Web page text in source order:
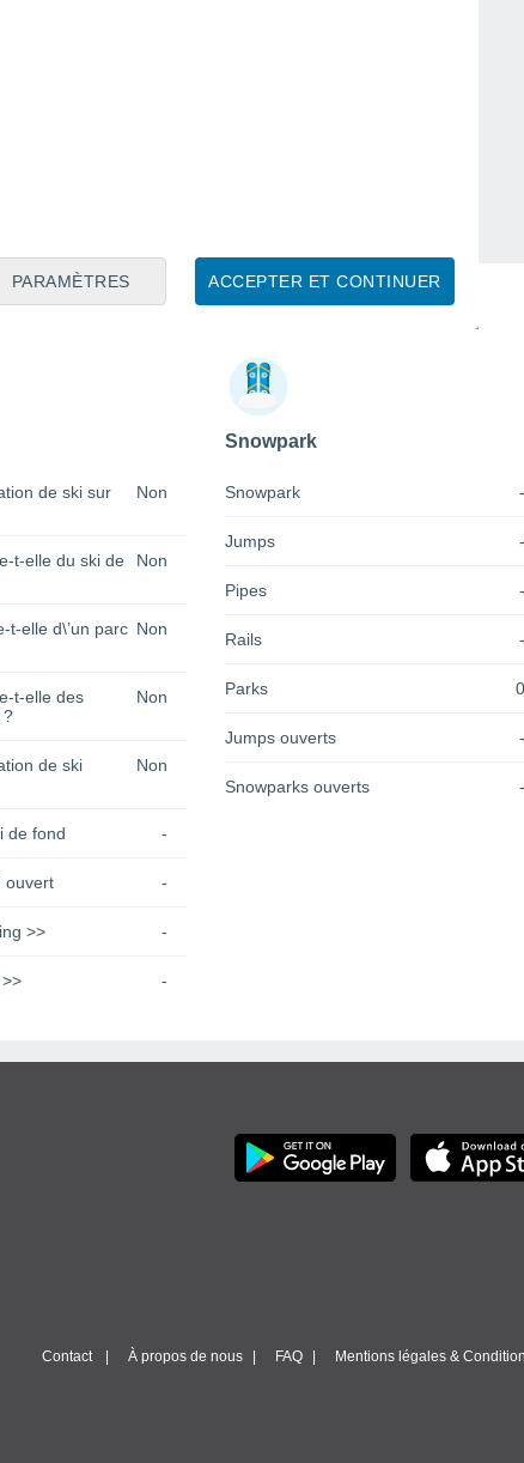
ACCEPTER ET CONTINUER
PARAMÈTRES
utiles sur Silverton Mountain
de ski sur
Non
t-elle du ski de
Non
t-elle d\’un parc Non
t-elle des
?
Non
de ski
Non
de fond -
ouvert -
>> -
-
Snowpark
Snowpark -
Jumps -
Pipes -
Rails -
Parks 0
Jumps ouverts -
Snowparks ouverts -
Contact À propos de nous FAQ Mentions légales &